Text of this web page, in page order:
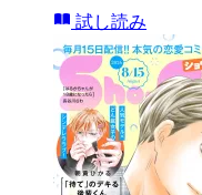
試し読み